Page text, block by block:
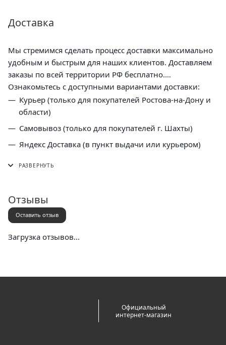
Доставка
Мы стремимся сделать процесс доставки максимально
удобным и быстрым для наших клиентов. Доставляем
заказы по всей территории РФ бесплатно.
Ознакомьтесь с доступными вариантами доставки:
Курьер (только для покупателей Ростова-на-Дону и
области)
Самовывоз (только для покупателей г. Шахты)
Яндекс Доставка (в пункт выдачи или курьером)
Отзывы
Оставить отзыв
Загрузка отзывов...
Официальный
интернет-магазин